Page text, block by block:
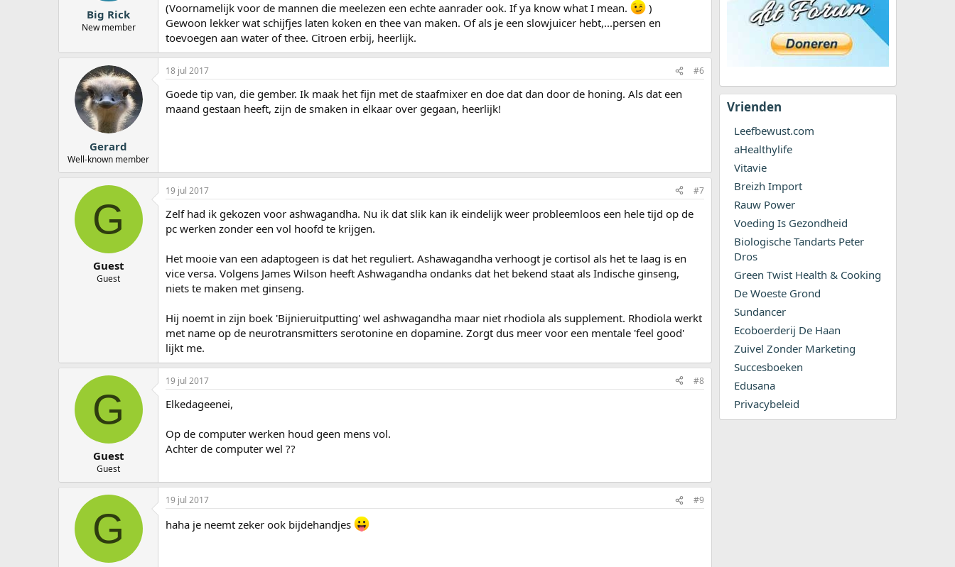
Big Rick
New member
(Voornamelijk voor de mannen die meelezen een echte aanrader ook. If ya know what I mean.
)
Gewoon lekker wat schijfjes laten koken en thee van maken. Of als je een slowjuicer hebt,...persen en
toevoegen aan water of thee. Citroen erbij, heerlijk.
Gerard
Well-known member
18 jul 2017 #6
Goede tip van, die gember. Ik maak het fijn met de staafmixer en doe dat dan door de honing. Als dat een
maand gestaan heeft, zijn de smaken in elkaar over gegaan, heerlijk!
G
Guest
Guest
19 jul 2017 #7
Zelf had ik gekozen voor ashwagandha. Nu ik dat slik kan ik eindelijk weer probleemloos een hele tijd op de
pc werken zonder een vol hoofd te krijgen.
Het mooie van een adaptogeen is dat het reguliert. Ashawagandha verhoogt je cortisol als het te laag is en
vice versa. Volgens James Wilson heeft Ashwagandha ondanks dat het bekend staat als Indische ginseng,
niets te maken met ginseng.
Hij noemt in zijn boek 'Bijnieruitputting' wel ashwagandha maar niet rhodiola als supplement. Rhodiola werkt
met name op de neurotransmitters serotonine en dopamine. Zorgt dus meer voor een mentale 'feel good'
lijkt me.
G
Guest
Guest
19 jul 2017 #8
Elkedageenei,
Op de computer werken houd geen mens vol.
Achter de computer wel ??
G
19 jul 2017 #9
haha je neemt zeker ook bijdehandjes
Vrienden
Leefbewust.com
aHealthylife
Vitavie
Breizh Import
Rauw Power
Voeding Is Gezondheid
Biologische Tandarts Peter
Dros
Green Twist Health & Cooking
De Woeste Grond
Sundancer
Ecoboerderij De Haan
Zuivel Zonder Marketing
Succesboeken
Edusana
Privacybeleid